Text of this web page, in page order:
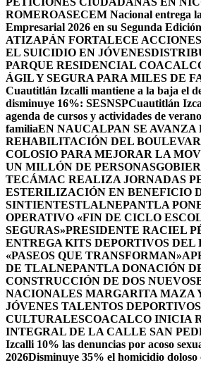
ROMEROASECEM Nacional entrega
Empresarial 2026 en su Segunda Edición
ATIZAPÁN FORTALECE
EL SUICIDIO EN JÓVENES
PARQUE RESIDENCIAL
ÁGIL Y SEGURA PARA MILES DE
Cuautitlán Izcalli mantiene a la baja el
disminuye 16%: SESNSPCuautitlán
agenda de cursos y actividades de
familiaEN NAUCALPAN SE AVANZA
REHABILITACIÓN DEL
COLOSIO PARA MEJORAR LA
UN MILLÓN DE PERSONAS
TECÁMAC REALIZA JORNADAS
ESTERILIZACIÓN EN BENEFICIO
SINTIENTESTLALNEPANTLA
OPERATIVO «FIN DE CICLO
SEGURAS»PRESIDENTE RACIEL
ENTREGA KITS DEPORTIVOS DEL
«PASEOS QUE TRANSFORMAN»
DE TLALNEPANTLA DONACIÓN
CONSTRUCCIÓN DE DOS
NACIONALES MARGARITA MAZA
JÓVENES TALENTOS
CULTURALESCOACALCO INICIA
INTEGRAL DE LA CALLE SAN
Izcalli 10% las denuncias por acoso
2026Disminuye 35% el homicidio